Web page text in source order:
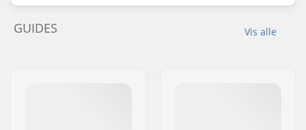
Vis alle
GUIDES